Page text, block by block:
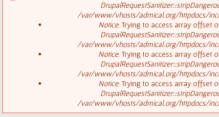
/var/www/vhosts/admical.org/httpdocs/
Notice: Trying to access array offset
/var/www/vhosts/admical.org/httpdocs/
Notice: Trying to access array offset
/var/www/vhosts/admical.org/httpdocs/
Notice: Trying to access array offset
/var/www/vhosts/admical.org/httpdocs/